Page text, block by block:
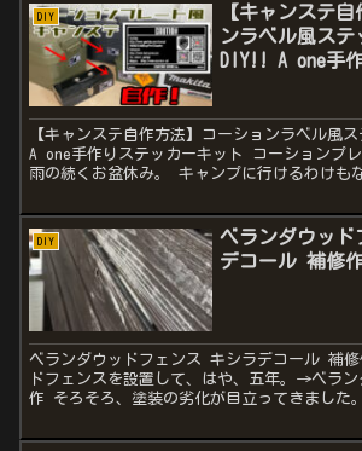
DIY
【キャンステ
ンラベル風ステ
DIY!! A one手
【キャンステ自作方法】コーションラベル風
A one手作りステッカーキット コーションプ
雨の続くお盆休み。 キャンプに行けるわけも
DIY
ベランダウッ
デコール 補修
ベランダウッドフェンス キシラデコール 補
ドフェンスを設置して、はや、五年。→ベラン
作 そろそろ、塗装の劣化が目立ってきました